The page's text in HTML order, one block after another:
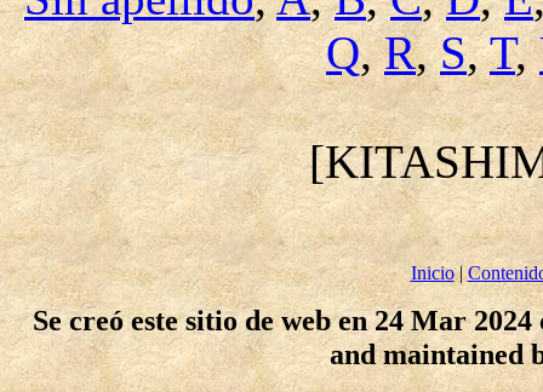
Q,R,S,T,
Inicio|
Se creó este sitio de web en 24 Mar
and maintained